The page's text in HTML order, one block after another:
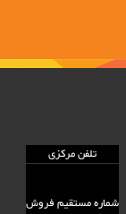
تلفن مرکزی
شماره مستقيم فروش